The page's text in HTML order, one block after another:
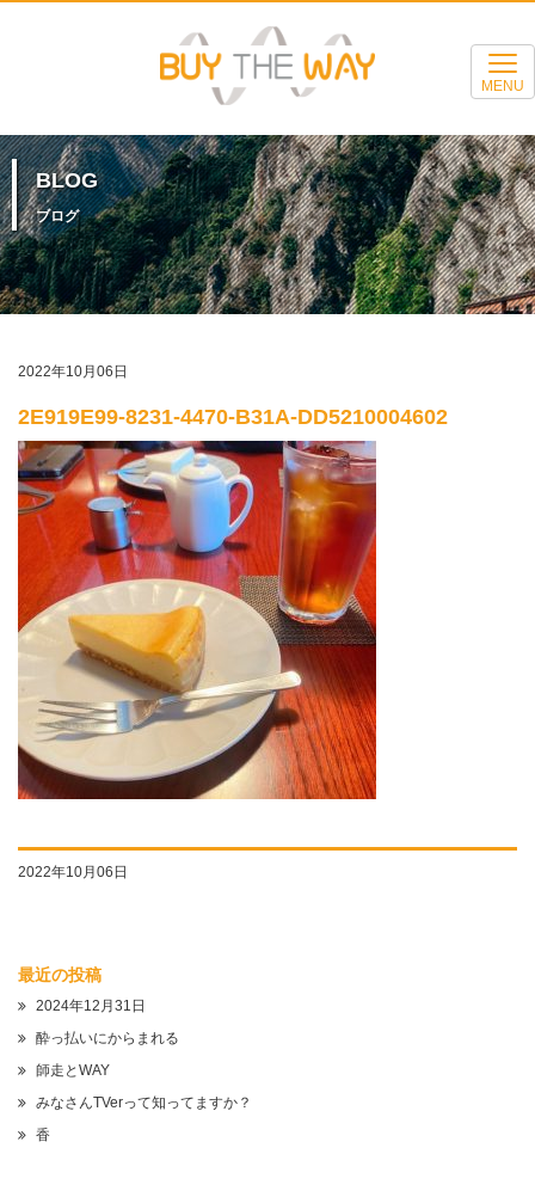
MENU
BLOG
ブログ
2022年10月06日
2E919E99-8231-4470-B31A-DD5210004602
2022年10月06日
最近の投稿
2024年12月31日
酔っ払いにからまれる
師走とWAY
みなさんTVerって知ってますか？
香